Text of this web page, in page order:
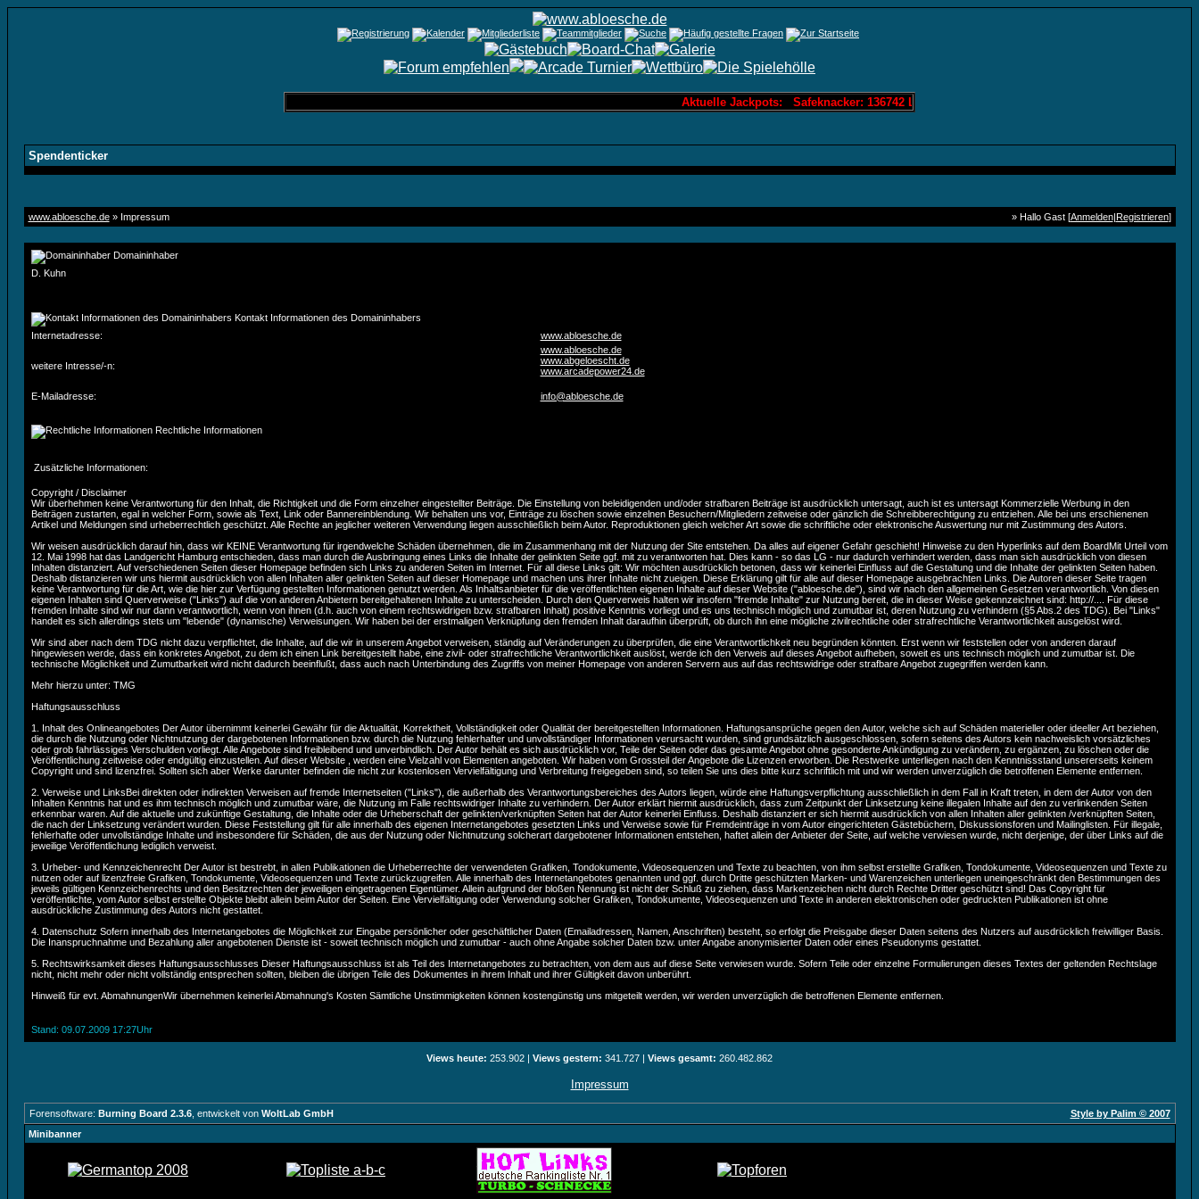
Aktuelle Jackpots: Safeknacker: 136742 Löschis Zahlenraten: 0 Löschis Bandit: 60963
Spendenticker
www.abloesche.de» Impressum » Hallo Gast [Anmelden|Registrieren]
Domaininhaber
D. Kuhn
Kontakt Informationen des Domaininhabers
Internetadresse:
www.abloesche.de
weitere Intresse/-n:
www.abloesche.de
www.abgeloescht.de
www.arcadepower24.de
E-Mailadresse: info@abloesche.de
Rechtliche Informationen
Zusätzliche Informationen:
Copyright / Disclaimer
Wir überhehmen keine Verantwortung für den Inhalt, die Richtigkeit und die Form einzelner eingestellter Beiträge. Die Einstellung von beleidigenden und/oder strafbaren Beiträge ist ausdrücklich untersagt, auch ist es untersagt Kommerzielle Werbung in den
Beiträgen zustarten, egal in welcher Form, sowie als Text, Link oder Bannereinblendung. Wir behalten uns vor, Einträge zu löschen sowie einzelnen Besuchern/Mitgliedern zeitweise oder gänzlich die Schreibberechtigung zu entziehen. Alle bei uns erschienenen
Artikel und Meldungen sind urheberrechtlich geschützt. Alle Rechte an jeglicher weiteren Verwendung liegen ausschließlich beim Autor. Reproduktionen gleich welcher Art sowie die schriftliche oder elektronische Auswertung nur mit Zustimmung des Autors.
Wir weisen ausdrücklich darauf hin, dass wir KEINE Verantwortung für irgendwelche Schäden übernehmen, die im Zusammenhang mit der Nutzung der Site entstehen. Da alles auf eigener Gefahr geschieht! Hinweise zu den Hyperlinks auf dem BoardMit Urteil vom
12. Mai 1998 hat das Landgericht Hamburg entschieden, dass man durch die Ausbringung eines Links die Inhalte der gelinkten Seite ggf. mit zu verantworten hat. Dies kann - so das LG - nur dadurch verhindert werden, dass man sich ausdrücklich von diesen
Inhalten distanziert. Auf verschiedenen Seiten dieser Homepage befinden sich Links zu anderen Seiten im Internet. Für all diese Links gilt: Wir möchten ausdrücklich betonen, dass wir keinerlei Einfluss auf die Gestaltung und die Inhalte der gelinkten Seiten haben.
Deshalb distanzieren wir uns hiermit ausdrücklich von allen Inhalten aller gelinkten Seiten auf dieser Homepage und machen uns ihrer Inhalte nicht zueigen. Diese Erklärung gilt für alle auf dieser Homepage ausgebrachten Links. Die Autoren dieser Seite tragen
keine Verantwortung für die Art, wie die hier zur Verfügung gestellten Informationen genutzt werden. Als Inhaltsanbieter für die veröffentlichten eigenen Inhalte auf dieser Website ("abloesche.de"), sind wir nach den allgemeinen Gesetzen verantwortlich. Von diesen
eigenen Inhalten sind Querverweise ("Links") auf die von anderen Anbietern bereitgehaltenen Inhalte zu unterscheiden. Durch den Querverweis halten wir insofern "fremde Inhalte" zur Nutzung bereit, die in dieser Weise gekennzeichnet sind: http://.... Für diese
fremden Inhalte sind wir nur dann verantwortlich, wenn von ihnen (d.h. auch von einem rechtswidrigen bzw. strafbaren Inhalt) positive Kenntnis vorliegt und es uns technisch möglich und zumutbar ist, deren Nutzung zu verhindern (§5 Abs.2 des TDG). Bei "Links"
handelt es sich allerdings stets um "lebende" (dynamische) Verweisungen. Wir haben bei der erstmaligen Verknüpfung den fremden Inhalt daraufhin überprüft, ob durch ihn eine mögliche zivilrechtliche oder strafrechtliche Verantwortlichkeit ausgelöst wird.
Wir sind aber nach dem TDG nicht dazu verpflichtet, die Inhalte, auf die wir in unserem Angebot verweisen, ständig auf Veränderungen zu überprüfen, die eine Verantwortlichkeit neu begründen könnten. Erst wenn wir feststellen oder von anderen darauf
hingewiesen werde, dass ein konkretes Angebot, zu dem ich einen Link bereitgestellt habe, eine zivil- oder strafrechtliche Verantwortlichkeit auslöst, werde ich den Verweis auf dieses Angebot aufheben, soweit es uns technisch möglich und zumutbar ist. Die
technische Möglichkeit und Zumutbarkeit wird nicht dadurch beeinflußt, dass auch nach Unterbindung des Zugriffs von meiner Homepage von anderen Servern aus auf das rechtswidrige oder strafbare Angebot zugegriffen werden kann.
Mehr hierzu unter: TMG
Haftungsausschluss
1. Inhalt des Onlineangebotes Der Autor übernimmt keinerlei Gewähr für die Aktualität, Korrektheit, Vollständigkeit oder Qualität der bereitgestellten Informationen. Haftungsansprüche gegen den Autor, welche sich auf Schäden materieller oder ideeller Art beziehen,
die durch die Nutzung oder Nichtnutzung der dargebotenen Informationen bzw. durch die Nutzung fehlerhafter und unvollständiger Informationen verursacht wurden, sind grundsätzlich ausgeschlossen, sofern seitens des Autors kein nachweislich vorsätzliches
oder grob fahrlässiges Verschulden vorliegt. Alle Angebote sind freibleibend und unverbindlich. Der Autor behält es sich ausdrücklich vor, Teile der Seiten oder das gesamte Angebot ohne gesonderte Ankündigung zu verändern, zu ergänzen, zu löschen oder die
Veröffentlichung zeitweise oder endgültig einzustellen. Auf dieser Website , werden eine Vielzahl von Elementen angeboten. Wir haben vom Grossteil der Angebote die Lizenzen erworben. Die Restwerke unterliegen nach den Kenntnissstand unsererseits keinem
Copyright und sind lizenzfrei. Sollten sich aber Werke darunter befinden die nicht zur kostenlosen Vervielfältigung und Verbreitung freigegeben sind, so teilen Sie uns dies bitte kurz schriftlich mit und wir werden unverzüglich die betroffenen Elemente entfernen.
2. Verweise und LinksBei direkten oder indirekten Verweisen auf fremde Internetseiten ("Links"), die außerhalb des Verantwortungsbereiches des Autors liegen, würde eine Haftungsverpflichtung ausschließlich in dem Fall in Kraft treten, in dem der Autor von den
Inhalten Kenntnis hat und es ihm technisch möglich und zumutbar wäre, die Nutzung im Falle rechtswidriger Inhalte zu verhindern. Der Autor erklärt hiermit ausdrücklich, dass zum Zeitpunkt der Linksetzung keine illegalen Inhalte auf den zu verlinkenden Seiten
erkennbar waren. Auf die aktuelle und zukünftige Gestaltung, die Inhalte oder die Urheberschaft der gelinkten/verknüpften Seiten hat der Autor keinerlei Einfluss. Deshalb distanziert er sich hiermit ausdrücklich von allen Inhalten aller gelinkten /verknüpften Seiten,
die nach der Linksetzung verändert wurden. Diese Feststellung gilt für alle innerhalb des eigenen Internetangebotes gesetzten Links und Verweise sowie für Fremdeinträge in vom Autor eingerichteten Gästebüchern, Diskussionsforen und Mailinglisten. Für illegale,
fehlerhafte oder unvollständige Inhalte und insbesondere für Schäden, die aus der Nutzung oder Nichtnutzung solcherart dargebotener Informationen entstehen, haftet allein der Anbieter der Seite, auf welche verwiesen wurde, nicht derjenige, der über Links auf die
jeweilige Veröffentlichung lediglich verweist.
3. Urheber- und Kennzeichenrecht Der Autor ist bestrebt, in allen Publikationen die Urheberrechte der verwendeten Grafiken, Tondokumente, Videosequenzen und Texte zu beachten, von ihm selbst erstellte Grafiken, Tondokumente, Videosequenzen und Texte zu
nutzen oder auf lizenzfreie Grafiken, Tondokumente, Videosequenzen und Texte zurückzugreifen. Alle innerhalb des Internetangebotes genannten und ggf. durch Dritte geschützten Marken- und Warenzeichen unterliegen uneingeschränkt den Bestimmungen des
jeweils gültigen Kennzeichenrechts und den Besitzrechten der jeweiligen eingetragenen Eigentümer. Allein aufgrund der bloßen Nennung ist nicht der Schluß zu ziehen, dass Markenzeichen nicht durch Rechte Dritter geschützt sind! Das Copyright für
veröffentlichte, vom Autor selbst erstellte Objekte bleibt allein beim Autor der Seiten. Eine Vervielfältigung oder Verwendung solcher Grafiken, Tondokumente, Videosequenzen und Texte in anderen elektronischen oder gedruckten Publikationen ist ohne
ausdrückliche Zustimmung des Autors nicht gestattet.
4. Datenschutz Sofern innerhalb des Internetangebotes die Möglichkeit zur Eingabe persönlicher oder geschäftlicher Daten (Emailadressen, Namen, Anschriften) besteht, so erfolgt die Preisgabe dieser Daten seitens des Nutzers auf ausdrücklich freiwilliger Basis.
Die Inanspruchnahme und Bezahlung aller angebotenen Dienste ist - soweit technisch möglich und zumutbar - auch ohne Angabe solcher Daten bzw. unter Angabe anonymisierter Daten oder eines Pseudonyms gestattet.
5. Rechtswirksamkeit dieses Haftungsausschlusses Dieser Haftungsausschluss ist als Teil des Internetangebotes zu betrachten, von dem aus auf diese Seite verwiesen wurde. Sofern Teile oder einzelne Formulierungen dieses Textes der geltenden Rechtslage
nicht, nicht mehr oder nicht vollständig entsprechen sollten, bleiben die übrigen Teile des Dokumentes in ihrem Inhalt und ihrer Gültigkeit davon unberührt.
Hinweiß für evt. AbmahnungenWir übernehmen keinerlei Abmahnung's Kosten Sämtliche Unstimmigkeiten können kostengünstig uns mitgeteilt werden, wir werden unverzüglich die betroffenen Elemente entfernen.
Stand: 09.07.2009 17:27Uhr
Views heute: 253.902 | Views gestern: 341.727 | Views gesamt: 260.482.862
Impressum
Forensoftware: Burning Board 2.3.6, entwickelt von WoltLab GmbH
Style by Palim © 2007
Minibanner